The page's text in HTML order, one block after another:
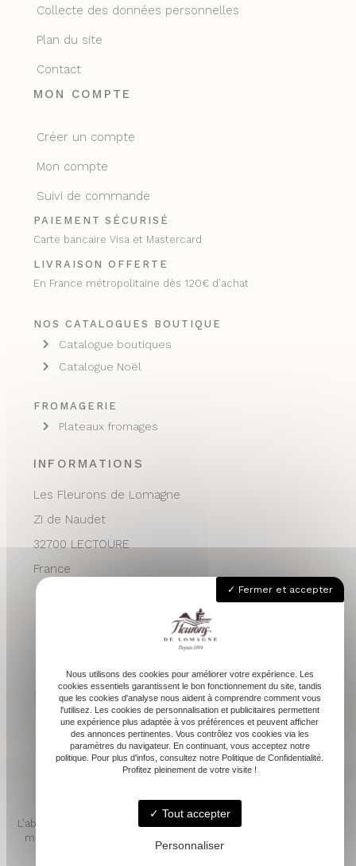
INFORMATIONS
Les Fleurons de Lomagne
ZI de Naudet
32700 LECTOURE
France
contactvpc@fleuronsdelomagne.com
Depuis 1994
Collecte des données personnelles
Plan du site
Contact
MON COMPTE
Créer un compte
Mon compte
Suivi de commande
PAIEMENT SÉCURISÉ
Carte bancaire Visa et Mastercard
LIVRAISON OFFERTE
En France métropolitaine dès 120€ d’achat
NOS CATALOGUES BOUTIQUE
Catalogue boutiques
Catalogue Noël
FROMAGERIE
Plateaux fromages
L’abus d’alcool est dangereux pour la santé. À consommer avec
modération. Pour votre santé, mangez au moins cinq fruits et
légumes par jour. www.mangerbouger.fr
Fermer et accepter
Nous utilisons des cookies pour améliorer votre expérience. Les
cookies essentiels garantissent le bon fonctionnement du site, tandis
que les cookies d'analyse nous aident à comprendre comment vous
l'utilisez. Les cookies de personnalisation et publicitaires permettent
une expérience plus adaptée à vos préférences et peuvent afficher
des annonces pertinentes. Vous contrôlez vos cookies via les
paramètres du navigateur. En continuant, vous acceptez notre
politique. Pour plus d'infos, consultez notre Politique de Confidentialité.
Profitez pleinement de votre visite !
Tout accepter
Personnaliser